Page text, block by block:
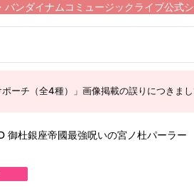
ンダイナムコミュージックライブ公式
ーチ（全4種）」画像掲載の誤りにつきま
御杜銀座帝國最強呪いの宮ノ杜パーラー